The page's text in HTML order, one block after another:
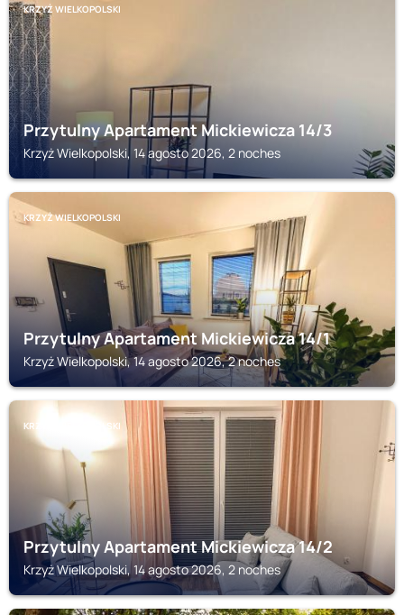
KRZYŻ WIELKOPOLSKI
Przytulny Apartament Mickiewicza 14/3
Krzyż Wielkopolski, 14 agosto 2026, 2 noches
KRZYŻ WIELKOPOLSKI
Przytulny Apartament Mickiewicza 14/1
Krzyż Wielkopolski, 14 agosto 2026, 2 noches
KRZYŻ WIELKOPOLSKI
Przytulny Apartament Mickiewicza 14/2
Krzyż Wielkopolski, 14 agosto 2026, 2 noches